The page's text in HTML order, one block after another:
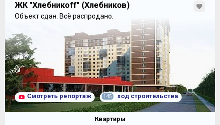
ЖК "Хлебникоff" (Хлебников)
Объект сдан. Всё распродано.
Смотреть репортаж 145 ход строительства
Квартиры